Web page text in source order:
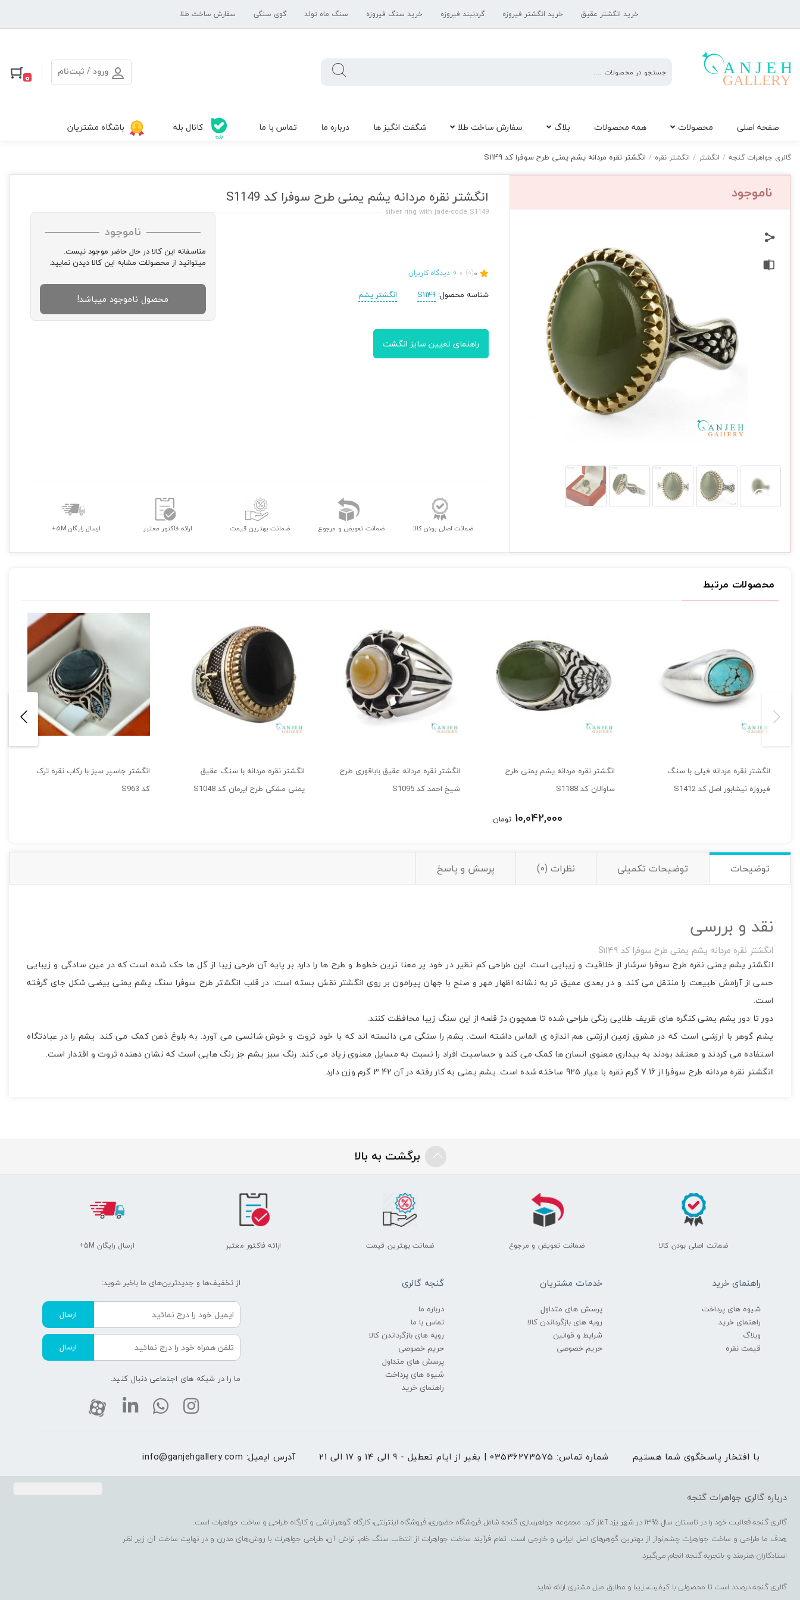
خرید انگشتر عقیق خرید انگشتر فیروزه گردنبند فیروزه خرید سنگ فیروزه سنگ ماه تولد گوی سنگی سفارش ساخت طلا
جواهرات
ورود / ثبت‌نام 0
صفحه اصلی محصولات همه محصولات بلاگ سفارش ساخت طلا شگفت انگیز ها درباره ما تماس با ما کانال بله باشگاه مشتریان
گالری جواهرات گنجه / انگشتر / انگشتر نقره / انگشتر نقره مردانه یشم یمنی طرح سوفرا کد S1149
ناموجود انگشتر نقره مردانه یشم یمنی طرح سوفرا کد S1149
silver ring with jade-code S1149
ناموجود
متاسفانه این کالا در حال حاضر موجود نیست.
میتوانید از محصولات مشابه این کالا دیدن نمایید.
محصول ناموجود میباشد!
0
(0)
0 دیدگاه کاربران
شناسه محصول:S1149 انگشتر یشم
راهنمای تعیین سایز انگشت
ضمانت اصلی بودن کالا ضمانت تعویض و مرجوع ضمانت بهترین قیمت ارائه فاکتور معتبر ارسال رایگان 5M+
محصولات مرتبط
انگشتر نقره مردانه فیلی با سنگ
فیروزه نیشابور اصل کد S1412
انگشتر نقره مردانه یشم یمنی طرح
ساوالان کد S1188
10,042,000 تومان
انگشتر نقره مردانه عقیق باباقوری طرح
شیخ احمد کد S1095
انگشتر نقره مردانه با سنگ عقیق
یمنی مشکی طرح ایرمان کد S1048
انگشتر جاسپر سبز با رکاب نقره ترک
کد S963
توضیحات توضیحات تکمیلی نظرات (0) پرسش و پاسخ
نقد و بررسی
انگشتر نقره مردانه یشم یمنی طرح سوفرا کد S1149
انگشتر یشم یمنی نقره طرح سوفرا سرشار از خلاقیت و زیبایی است. این طراحی کم نظیر در خود پر معنا ترین خطوط و طرح ها را دارد بر پایه آن طرحی زیبا از گل ها حک شده است که در عین سادگی و زیبایی
حسی از آرامش طبیعت را منتقل می کند. و در بعدی عمیق تر به نشانه اظهار مهر و صلح با جهان پیرامون بر روی انگشتر نقش بسته است. در قلب انگشتر طرح سوفرا سنگ یشم یمنی بیضی شکل جای گرفته
است.
دور تا دور یشم یمنی کنگره های ظریف طلایی رنگی طراحی شده تا همچون دژ قلعه از این سنگ زیبا محافظت کنند.
یشم گوهر با ارزشی است که در مشرق زمین ارزشی هم اندازه ی الماس داشته است. یشم را سنگی می دانسته اند که با خود ثروت و خوش شانسی می آورد. به بلوغ ذهن کمک می کند. یشم را در عبادتگاه
استفاده می کردند و معتقد بودند به بیداری معنوی انسان ها کمک می کند و حساسیت افراد را نسبت به مسایل معنوی زیاد می کند. رنگ سبز یشم جز رنگ هایی است که نشان دهنده ثروت و اقتدار است.
انگشتر نقره مردانه طرح سوفرا از 7.16 گرم نقره با عیار 925 ساخته شده است. یشم یمنی به کار رفته در آن 3.42 گرم وزن دارد.
برگشت به بالا
ضمانت اصلی بودن کالا ضمانت تعویض و مرجوع ضمانت بهترین قیمت ارائه فاکتور معتبر ارسال رایگان 5M+
راهنمای خرید
شیوه های پرداخت
راهنمای خرید
وبلاگ
قیمت نقره
خدمات مشتریان
پرسش های متداول
رویه های بازگرداندن کالا
شرایط و قوانین
حریم خصوصی
گنجه گالری
درباره ما
تماس با ما
رویه های بازگرداندن کالا
حریم خصوصی
پرسش های متداول
شیوه های پرداخت
راهنمای خرید
از تخفیف‌ها و جدیدترین‌های ما‌ باخبر شوید:
ارسال
ارسال
ما را در شبکه های اجتماعی دنبال کنید.
با افتخار پاسخگوی شما هستیم شماره تماس: 03536273575 | بغیر از ایام تعطیل - 9 الی 14 و 17 الی 21 آدرس ایمیل: info@ganjehgallery.com
درباره گالری جواهرات گنجه
گالری گنجه فعالیت خود را در تابستان سال 1395 در شهر یزد آغاز کرد. مجموعه جواهرسازی گنجه شامل فروشگاه حضوری، فروشگاه اینترنتی، کارگاه گوهرتراشی و کارگاه طراحی و ساخت جواهرات است.
هدف ما طراحی و ساخت جواهرات چشم‌نواز از بهترین گوهرهای اصل ایرانی و خارجی است. تمام فرآیند ساخت جواهرات از انتخاب سنگ خام، تراش آن، طراحی جواهرات با روش‌های مدرن و در نهایت ساخت آن زیر نظر
استادکاران هنرمند و باتجربه گنجه انجام می‌گیرد.
گالری گنجه درصدد است تا محصولی با کیفیت، زیبا و مطابق میل مشتری ارائه نماید.